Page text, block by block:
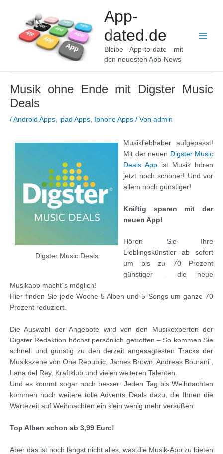
springen
App-
dated.de
Bleibe App-to-date mit
den neuesten App-News
Musik ohne Ende mit Digster Music
Deals
/ Android Apps ipad Apps Iphone Apps / Von admin
Digster Music Deals
Musikliebhaber aufgepasst!
Mit der neuen Digster Music
Deals App ist Musik hören
jetzt noch schöner! Und vor
allem noch günstiger!
Kräftig sparen mit der
neuen App!
Hören Sie Ihre
Lieblingskünstler ab sofort
um bis zu 70 Prozent
günstiger – die neue
Musikapp macht´s möglich!
Hier finden Sie jede Woche 5 Alben und 5 Songs um ganze 70
Prozent reduziert.
Die Auswahl der Angebote wird von den Musikexperten der
Digster Redaktion höchst persönlich getroffen – So kommen Sie
schnell und günstig zu den derzeit angesagtesten Tracks der
Musikszene von One Republic, James Brown, Andreas Bourani ,
Lana del Rey, Kraftklub und vielen weiteren Talenten.
Und es kommt sogar noch besser: Jeden Tag bis Weihnachten
kommen noch weitere tolle Advents Deals dazu, die Ihnen die
Wartezeit auf Weihnachten ein klein wenig mehr versüßen.
Top Alben schon ab 3,99 Euro!
Aber das ist noch längst nicht alles, was die Musik-App zu bieten